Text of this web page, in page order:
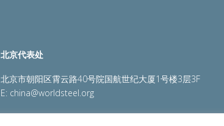
北京代表处
北京市朝阳区霄云路40号院国航世纪大厦1号楼3层3F
E: china@worldsteel.org